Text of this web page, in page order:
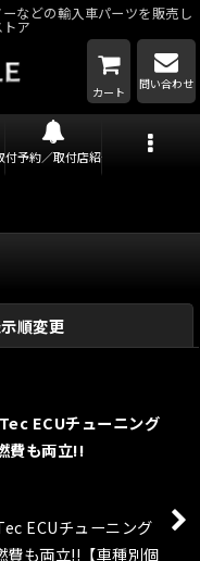
などの輸入車パーツを販売し
ア
カート
問い合わせ
付予約／取付店紹介
順変更
ECUチューニング
費も両立!!
ECUチューニング
費も両立!!【車種別個